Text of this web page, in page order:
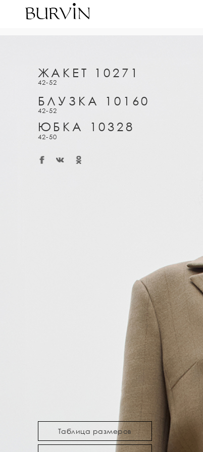
ЖАКЕТ 10271
42-52
БЛУЗКА 10160
42-52
ЮБКА 10328
42-50
Таблица размеров